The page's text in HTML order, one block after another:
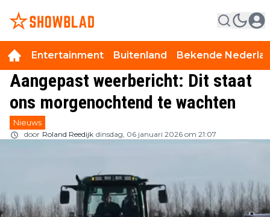
Entertainment Buitenland Bekende
Aangepast weerbericht: Dit staat
ons morgenochtend te wachten
Nieuws
door Roland Reedijk dinsdag, 06 januari 2026 om 21:07